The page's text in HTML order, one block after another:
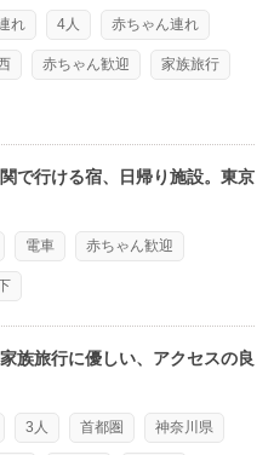
れ 4人 赤ちゃん連れ
赤ちゃん歓迎 家族旅行
で行ける宿、日帰り施設。東京
電車 赤ちゃん歓迎
族旅行に優しい、アクセスの良
3人 首都圏 神奈川県